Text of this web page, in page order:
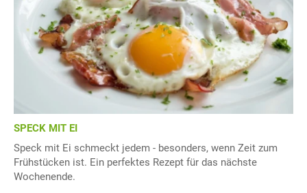
SPECK MIT EI
Speck mit Ei schmeckt jedem - besonders, wenn Zeit zum
Frühstücken ist. Ein perfektes Rezept für das nächste
Wochenende.